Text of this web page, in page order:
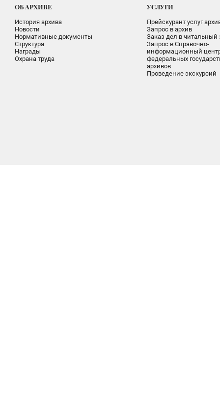
ОБ АРХИВЕ
История архива
Новости
Нормативные документы
Структура
Награды
Охрана труда
УСЛУГИ
Прейскурант услуг
Запрос в архив
Заказ дел в читальный
Запрос в Справочно-
информационный
федеральных
архивов
Проведение экскурсий